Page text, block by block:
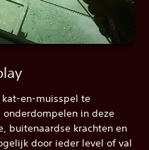
en-muisspel te
in deze
buitenaardse krachten en
door ieder level of val